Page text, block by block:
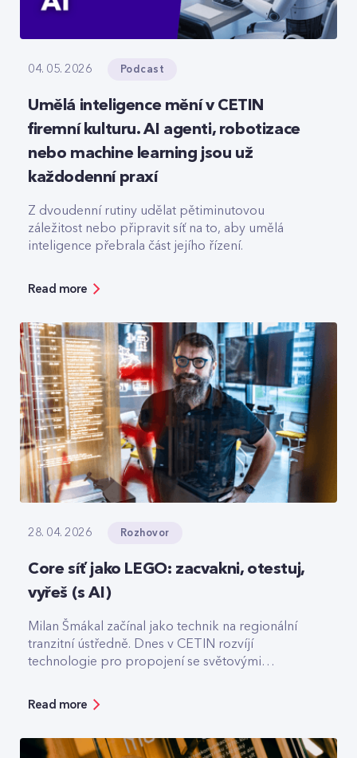
04. 05. 2026 Podcast
Umělá inteligence mění v CETIN
firemní kulturu. AI agenti, robotizace
nebo machine learning jsou už
každodenní praxí
Z dvoudenní rutiny udělat pětiminutovou
záležitost nebo připravit síť na to, aby umělá
inteligence přebrala část jejího řízení.
Read more
28. 04. 2026 Rozhovor
Core síť jako LEGO: zacvakni, otestuj,
vyřeš (s AI)
Milan Šmákal začínal jako technik na regionální
tranzitní ústředně. Dnes v CETIN rozvíjí
technologie pro propojení se světovými
pro core síť má na starost technologie pro
připomínají LEGO.
Read more